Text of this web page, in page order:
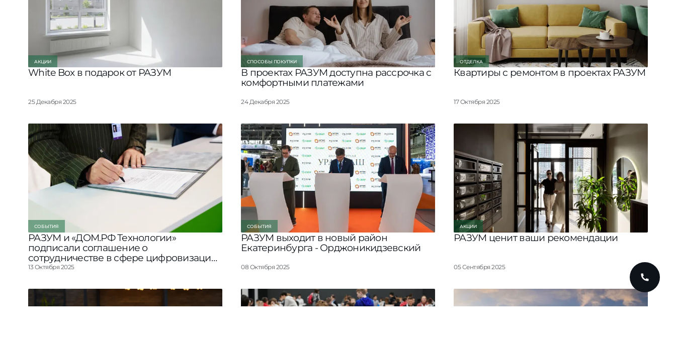
АКЦИИ
White Box в подарок от РАЗУМ
25 Декабря 2025
СПОСОБЫ ПОКУПКИ
В проектах РАЗУМ доступна рассрочка с
комфортными платежами
24 Декабря 2025
ОТДЕЛКА
Квартиры с ремонтом в проектах РАЗУМ
17 Октября 2025
СОБЫТИЯ
РАЗУМ и «ДОМ.РФ Технологии»
подписали соглашение о
сотрудничестве в сфере цифровизации
строительной отрасли
13 Октября 2025
СОБЫТИЯ
РАЗУМ выходит в новый район
Екатеринбурга - Орджоникидзевский
08 Октября 2025
АКЦИИ
РАЗУМ ценит ваши рекомендации
05 Сентября 2025